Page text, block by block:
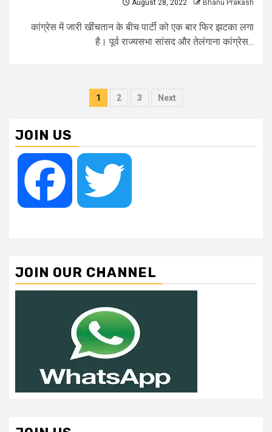
August 28, 2022 Bhanu Prakash
कांग्रेस में जारी खींचतान के बीच पार्टी को एक बार फिर झटका लगा
है। पूर्व राज्यसभा सांसद और तेलंगाना कांग्रेस...
Posts
1 2 3 Next
JOIN US
Facebook
JOIN OUR CHANNEL